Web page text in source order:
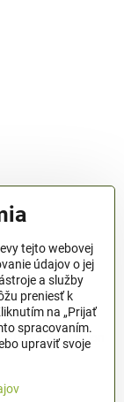
Regulation
tejto webovej
údajov o jej
a služby
preniesť k
na „Prijať
spracovaním.
upraviť svoje